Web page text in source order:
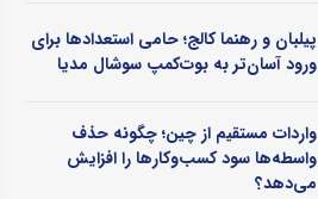
پیلبان و رهنما کالج؛ حامی استعدادها برای
ورود آسان‌تر به بوت‌کمپ سوشال مدیا
واردات مستقیم از چین؛ چگونه حذف
واسطه‌ها سود کسب‌وکارها را افزایش
می‌دهد؟